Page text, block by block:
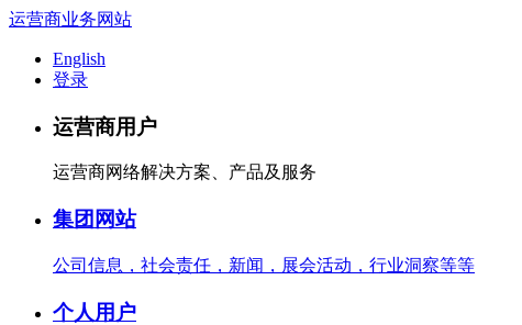
运营商业务网站
English
登录
运营商用户
运营商网络解决方案、产品及服务
集团网站
公司信息，社会责任，新闻，展会活动，行业洞察等等
个人用户